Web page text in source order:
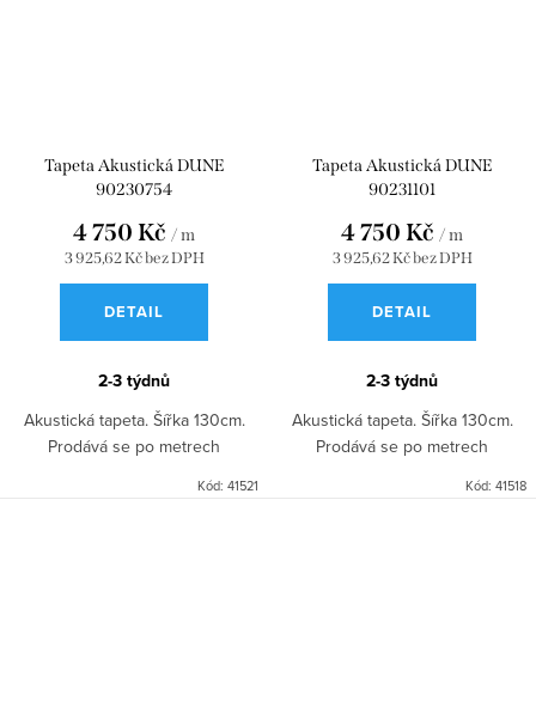
Tapeta Akustická DUNE
90230754
3 925,62 Kč bez DPH
4 750 Kč / m
DETAIL
2-3 týdnů
Akustická tapeta. Šířka 130cm.
Prodává se po metrech
Kód: 41521
Tapeta Akustická DUNE
90231101
3 925,62 Kč bez DPH
4 750 Kč / m
DETAIL
2-3 týdnů
Akustická tapeta. Šířka 130cm.
Prodává se po metrech
Kód: 41518